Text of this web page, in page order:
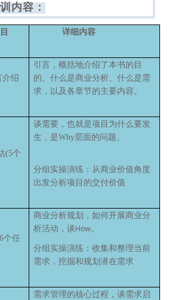
内容：
详细内容
绍
引言，概括地介绍了本书的目
的、什么是商业分析、什么是需
求，以及各章节的主要内容。
(5个
谈需要，也就是项目为什么要发
生， 是Why层面的问题 。
分组实操演练：从商业价值角度
出发分析项目的交付价值
任
商业分析规划，如何开展商业分
析活动，谈How。
分组实操演练：收集和整理当前
需求，挖掘和规划潜在需求
需求管理的核心过程，谈需求启